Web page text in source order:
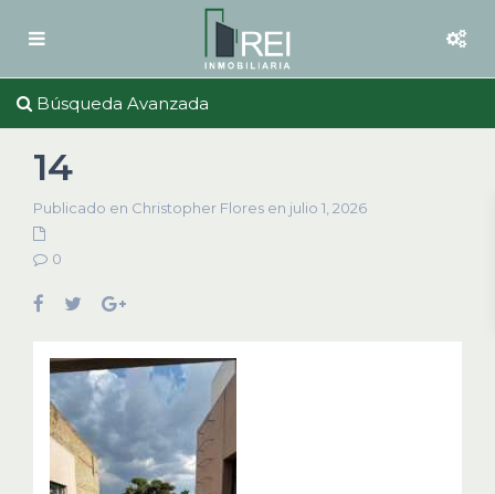
Búsqueda Avanzada
14
Publicado en Christopher Flores en julio 1, 2026
0